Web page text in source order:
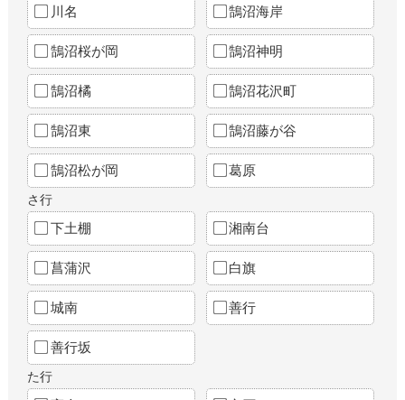
川名 鵠沼海岸
鵠沼桜が岡 鵠沼神明
鵠沼橘 鵠沼花沢町
鵠沼東 鵠沼藤が谷
鵠沼松が岡 葛原
さ行
下土棚 湘南台
菖蒲沢 白旗
城南 善行
善行坂
た行